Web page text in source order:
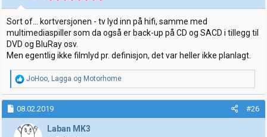
Sort of... kortversjonen - tv lyd inn på hifi, samme med
multimediaspiller som da også er back-up på CD og SACD i tillegg til
DVD og BluRay osv.
Men egentlig ikke filmlyd pr. definisjon, det var heller ikke planlagt.
R
e
a
k
j
o
JoHoo Lagga og Motorhome
08.02.2019 #26
Laban MK3